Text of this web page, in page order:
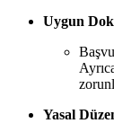
Uygun
Yasal